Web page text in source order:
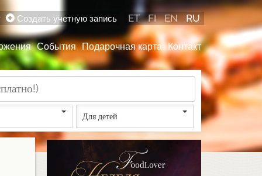
События Подарочная карта Контакт
Создать учетную запись ET FI EN RU
Для детей